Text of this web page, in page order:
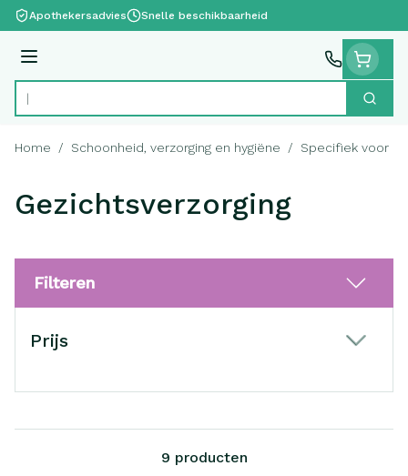
Ga naar de inhoud
Apothekersadvies Snelle beschikbaarheid
Menu
Product, merk, categorie... Zoek
Home / Schoonheid, verzorging en hygiëne / Specifiek voor
Gezichtsverzorging
Filteren
Prijs
9 producten